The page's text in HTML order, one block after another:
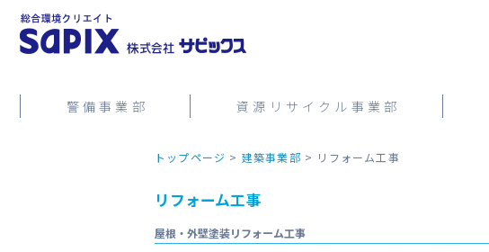
警備事業部 資源リサイクル事業部
トップページ > 建築事業部 > リフォーム工事
リフォーム工事
屋根・外壁塗装リフォーム工事